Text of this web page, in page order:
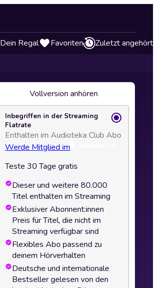
Dein Regal Favoriten Zuletzt angehört
Vollversion anhören
Inbegriffen in der Streaming
Flatrate
Enthalten im Audioteka Club Abo
Werde Mitglied im
Teste 30 Tage gratis
Dieser und weitere 80.000
Titel enthalten im Streaming
Exklusiver Abonnent:innen
Preis für Titel, die nicht im
Streaming verfügbar sind
Flexibles Abo passend zu
deinem Hörverhalten
Deutsche und internationale
Bestseller gelesen von den